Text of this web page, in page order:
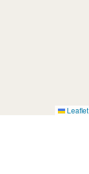
Leaflet